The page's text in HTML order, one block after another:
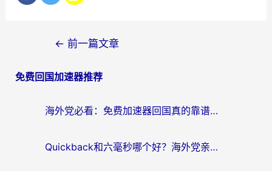
导
← 前一篇文章
免费回国加速器推荐
海外党必看：免费加速器回国真的靠谱吗？3步教你选到好用的归雁替代
Quickback和六毫秒哪个好？海外党亲测：选对回国加速器，无缝刷剧办公不再愁